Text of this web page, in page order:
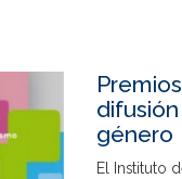
género
El Instituto